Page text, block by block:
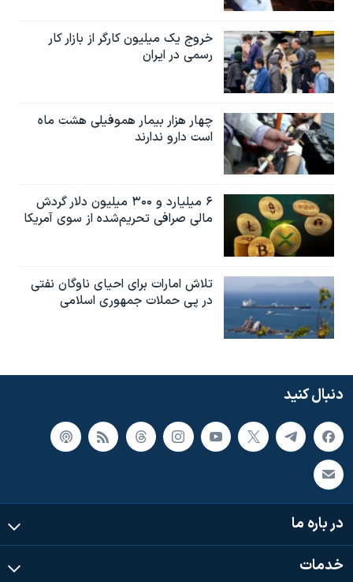
خروج یک میلیون کارگر از بازار کار
رسمی در ایران
چهار هزار بیمار هموفیلی هشت ماه
است دارو ندارند
۶ میلیارد و ۳۰۰ میلیون دلار گردش
مالی صرافی تحریم‌شده از سوی آمریکا
تلاش امارات برای احیای ناوگان نفتی
در پی حملات جمهوری اسلامی
دنبال کنید
در باره ما
خدمات